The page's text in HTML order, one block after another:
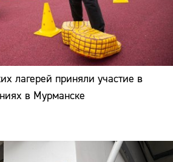
лагерей приняли участие в
в Мурманске